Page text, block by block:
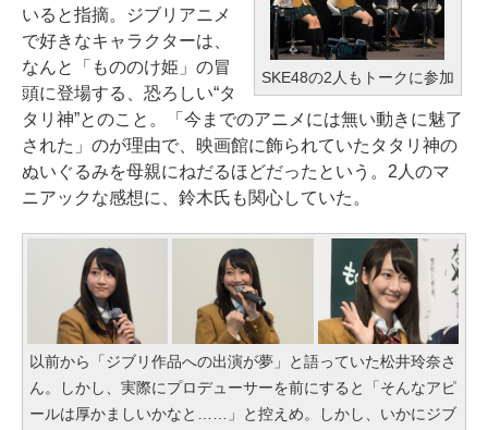
SKE48の2人もトークに参加
いると指摘。ジブリアニメ
で好きなキャラクターは、
なんと「もののけ姫」の冒
頭に登場する、恐ろしい“タ
タリ神”とのこと。「今までのアニメには無い動きに魅了
された」のが理由で、映画館に飾られていたタタリ神の
ぬいぐるみを母親にねだるほどだったという。2人のマ
ニアックな感想に、鈴木氏も関心していた。
以前から「ジブリ作品への出演が夢」と語っていた松井玲奈さ
ん。しかし、実際にプロデューサーを前にすると「そんなアピ
ールは厚かましいかなと……」と控えめ。しかし、いかにジブ